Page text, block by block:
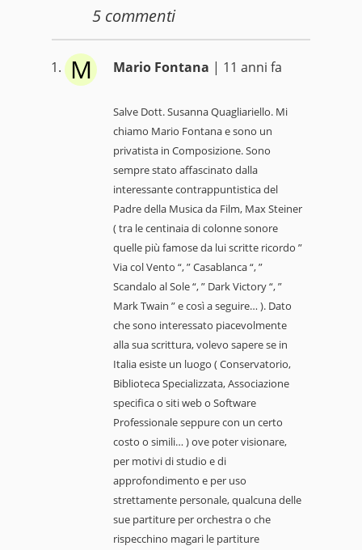
5 commenti
M Mario Fontana | 11 anni fa
Salve Dott. Susanna Quagliariello. Mi
chiamo Mario Fontana e sono un
privatista in Composizione. Sono
sempre stato affascinato dalla
interessante contrappuntistica del
Padre della Musica da Film, Max Steiner
( tra le centinaia di colonne sonore
quelle più famose da lui scritte ricordo ”
Via col Vento “, ” Casablanca “, ”
Scandalo al Sole “, ” Dark Victory “, ”
Mark Twain ” e così a seguire… ). Dato
che sono interessato piacevolmente
alla sua scrittura, volevo sapere se in
Italia esiste un luogo ( Conservatorio,
Biblioteca Specializzata, Associazione
specifica o siti web o Software
Professionale seppure con un certo
costo o simili… ) ove poter visionare,
per motivi di studio e di
approfondimento e per uso
strettamente personale, qualcuna delle
sue partiture per orchestra o che
rispecchino magari le partiture